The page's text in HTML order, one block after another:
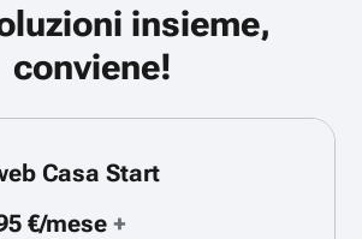
insieme,
conviene!
Casa Start
€/mese+